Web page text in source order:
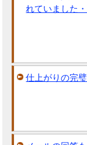
れていました・
仕上がりの完